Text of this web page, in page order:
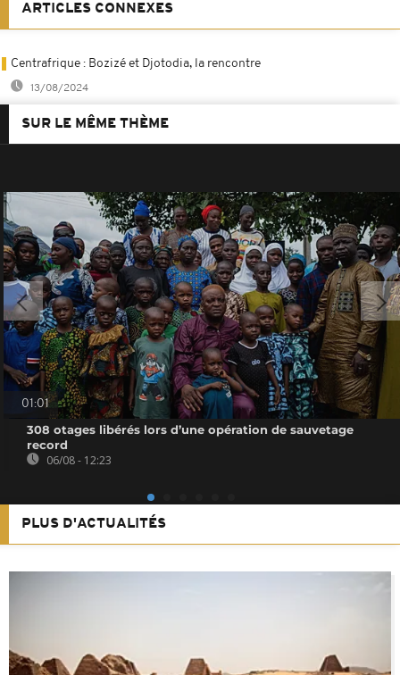
ARTICLES CONNEXES
Centrafrique : Bozizé et Djotodia, la rencontre
13/08/2024
SUR LE MÊME THÈME
01:01
308 otages libérés lors d’une opération de sauvetage
record
06/08 - 12:23
PLUS D'ACTUALITÉS